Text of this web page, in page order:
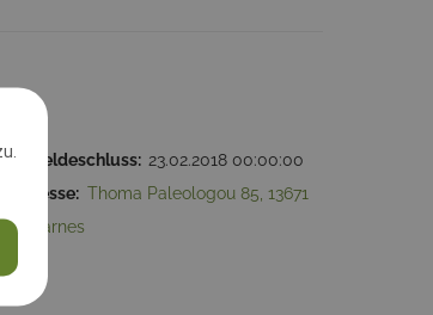
2. Meldeschluss: 23.02.2018 00:00:00
Adresse: Thoma Paleologou 85, 13671
Acharnes